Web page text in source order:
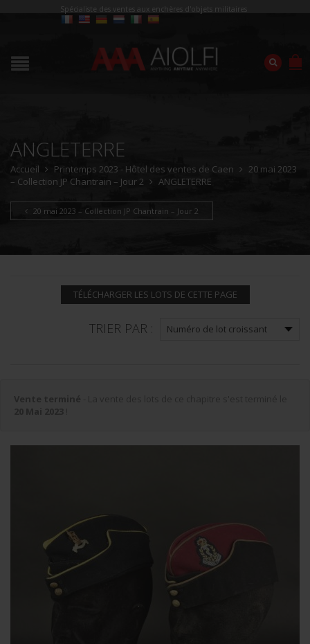
Spécialiste des ventes aux enchères d'objets militaires
ANGLETERRE
Accueil Printemps 2023 - Hôtel des ventes de Caen
20 mai 2023
– Collection JP Chantrain – Jour 2
ANGLETERRE
20 mai 2023 – Collection JP Chantrain – Jour 2
TÉLÉCHARGER LES LOTS DE CETTE PAGE
TRIER PAR :